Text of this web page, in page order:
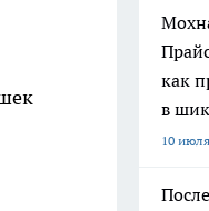
как
в
10 июля